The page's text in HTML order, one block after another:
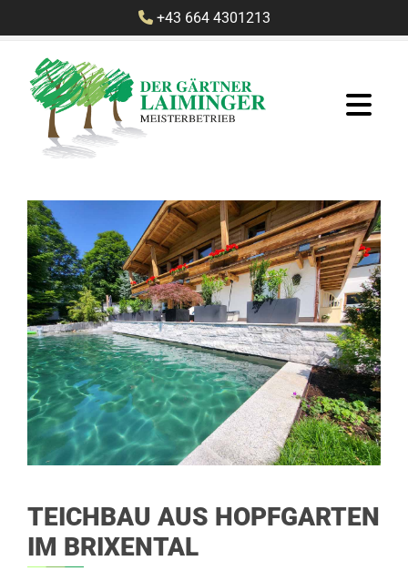
 +43 664 4301213
TEICHBAU AUS HOPFGARTEN
IM BRIXENTAL